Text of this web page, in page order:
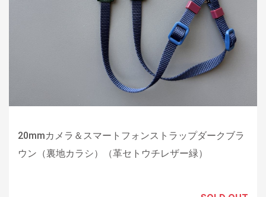
20mmカメラ＆スマートフォンストラップダークブラ
ウン（裏地カラシ）（革セトウチレザー緑）